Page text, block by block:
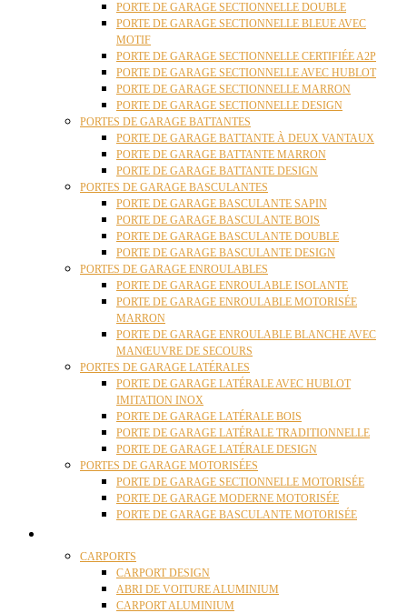
PORTE DE GARAGE SECTIONNELLE DOUBLE
PORTE DE GARAGE SECTIONNELLE BLEUE AVEC
MOTIF
PORTE DE GARAGE SECTIONNELLE CERTIFIÉE A2P
PORTE DE GARAGE SECTIONNELLE AVEC HUBLOT
PORTE DE GARAGE SECTIONNELLE MARRON
PORTE DE GARAGE SECTIONNELLE DESIGN
PORTES DE GARAGE BATTANTES
PORTE DE GARAGE BATTANTE À DEUX VANTAUX
PORTE DE GARAGE BATTANTE MARRON
PORTE DE GARAGE BATTANTE DESIGN
PORTES DE GARAGE BASCULANTES
PORTE DE GARAGE BASCULANTE SAPIN
PORTE DE GARAGE BASCULANTE BOIS
PORTE DE GARAGE BASCULANTE DOUBLE
PORTE DE GARAGE BASCULANTE DESIGN
PORTES DE GARAGE ENROULABLES
PORTE DE GARAGE ENROULABLE ISOLANTE
PORTE DE GARAGE ENROULABLE MOTORISÉE
MARRON
PORTE DE GARAGE ENROULABLE BLANCHE AVEC
MANŒUVRE DE SECOURS
PORTES DE GARAGE LATÉRALES
PORTE DE GARAGE LATÉRALE AVEC HUBLOT
IMITATION INOX
PORTE DE GARAGE LATÉRALE BOIS
PORTE DE GARAGE LATÉRALE TRADITIONNELLE
PORTE DE GARAGE LATÉRALE DESIGN
PORTES DE GARAGE MOTORISÉES
PORTE DE GARAGE SECTIONNELLE MOTORISÉE
PORTE DE GARAGE MODERNE MOTORISÉE
PORTE DE GARAGE BASCULANTE MOTORISÉE
CARPORTS
CARPORT DESIGN
ABRI DE VOITURE ALUMINIUM
CARPORT ALUMINIUM